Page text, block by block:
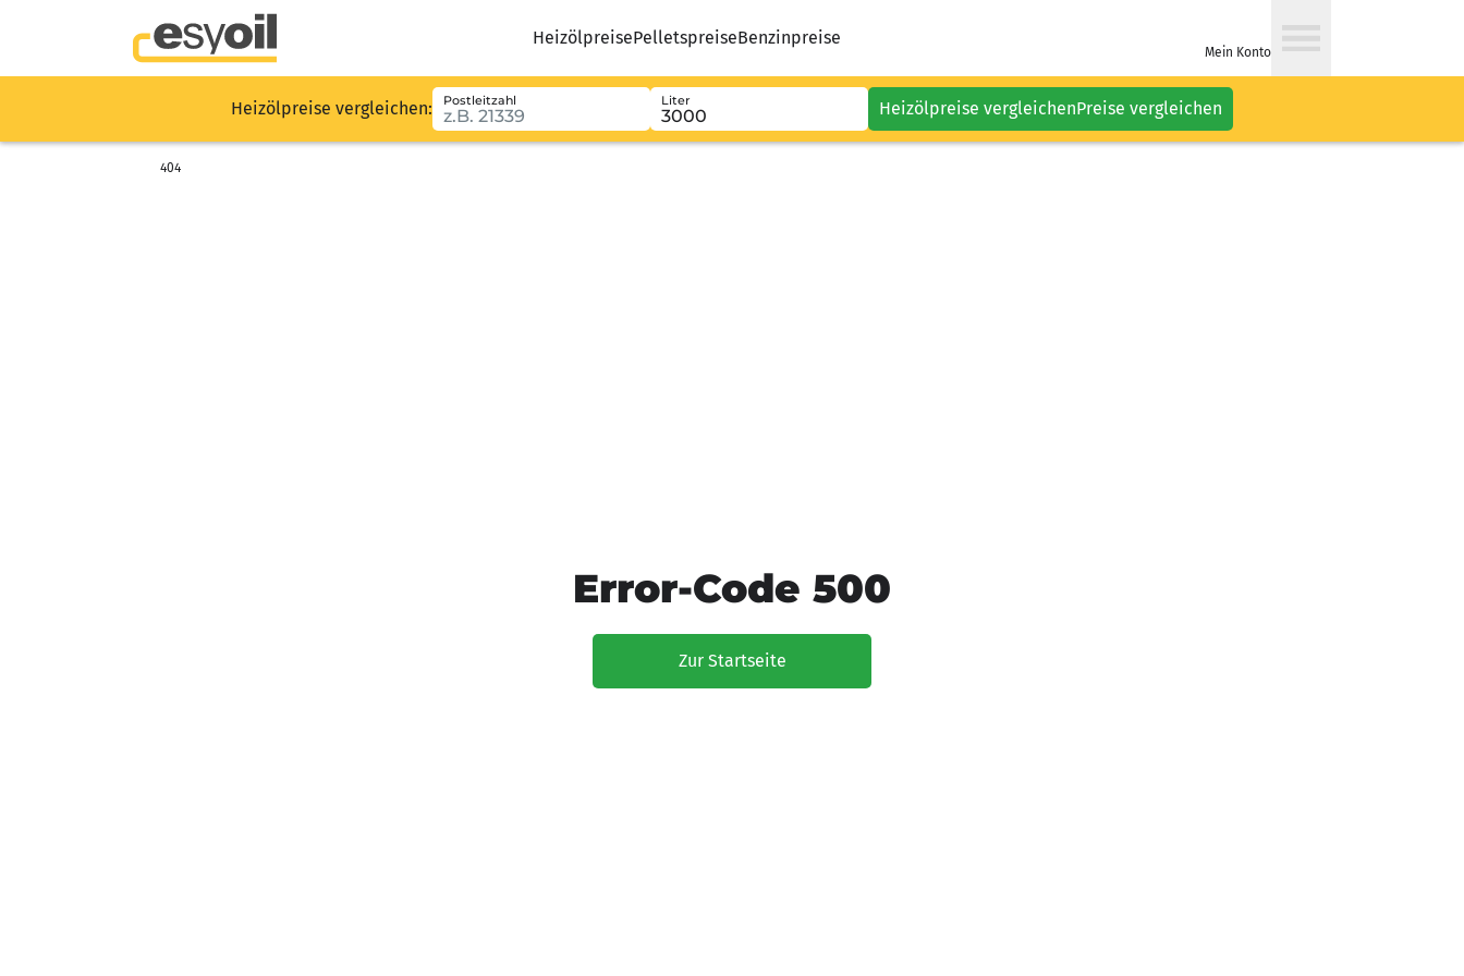
HeizölpreisePelletspreiseBenzinpreise
Mein Konto
Heizölpreise vergleichen: Postleitzahl Liter Heizölpreise vergleichenPreise vergleichen
404
Error-Code 500
Zur Startseite